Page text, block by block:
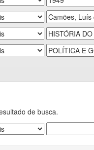
de busca.